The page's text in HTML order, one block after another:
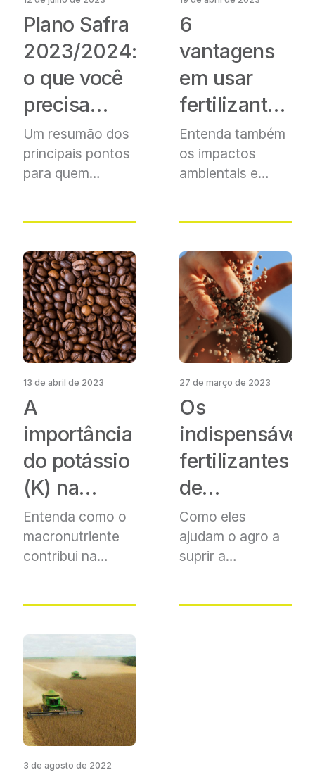
Plano Safra
2023/2024:
o que você
precisa
saber?
Um resumão dos
principais pontos
para quem
6
vantagens
em usar
fertilizantes
Entenda também
os impactos
ambientais e
13 de abril de 2023
A
importância
do potássio
(K) na
cultura do
café
Entenda como o
macronutriente
contribui na
27 de março de 2023
Os
indispensáveis
fertilizantes
de
eficiência
aumentada
Como eles
ajudam o agro a
suprir a
3 de agosto de 2022